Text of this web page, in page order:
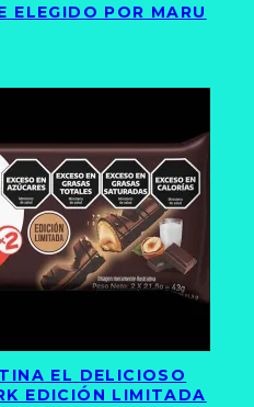
ELEGIDO POR MARU
EL DELICIOSO
EDICIÓN LIMITADA